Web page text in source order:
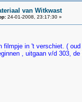
van Witkwast
24-01-2008, 23:17:30 »
filmpje in 't verschiet. (
, uitgaan v/d 303,